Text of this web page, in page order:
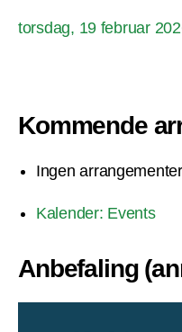
torsdag, 19 februar
Kommende
Ingen
Kalender: Events
Anbefaling